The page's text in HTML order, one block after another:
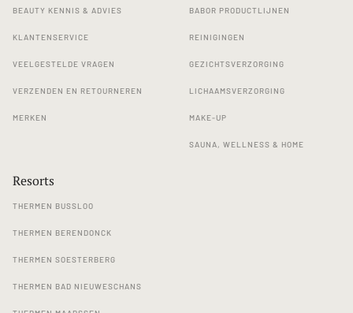
BEAUTY KENNIS & ADVIES
KLANTENSERVICE
VEELGESTELDE VRAGEN
VERZENDEN EN RETOURNEREN
MERKEN
BABOR PRODUCTLIJNEN
REINIGINGEN
GEZICHTSVERZORGING
LICHAAMSVERZORGING
MAKE-UP
SAUNA, WELLNESS & HOME
Resorts
THERMEN BUSSLOO
THERMEN BERENDONCK
THERMEN SOESTERBERG
THERMEN BAD NIEUWESCHANS